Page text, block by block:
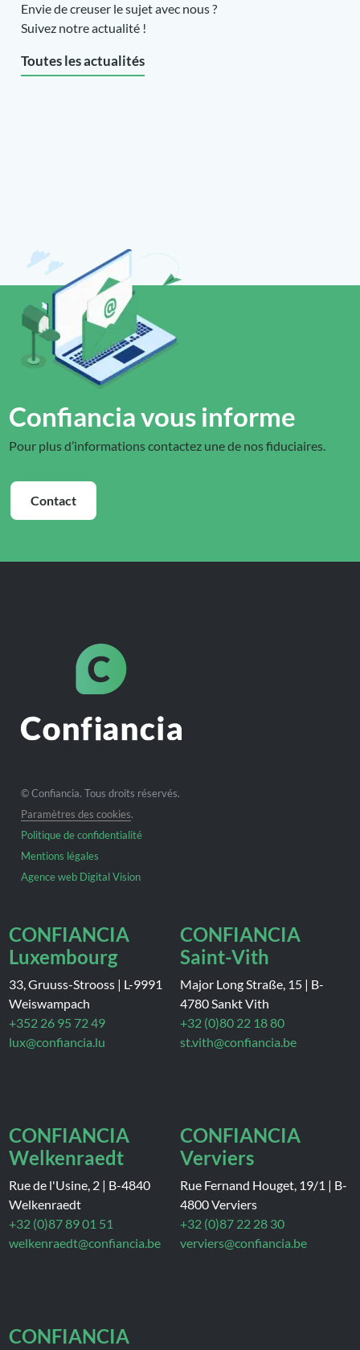
Envie de creuser le sujet avec nous ?
Suivez notre actualité !
Toutes les actualités
Confiancia vous informe
Pour plus d’informations contactez une de nos fiduciaires.
Contact
© Confiancia. Tous droits réservés.
Paramètres des cookies.
Politique de confidentialité
Mentions légales
Agence web Digital Vision
CONFIANCIA
Luxembourg
33, Gruuss-Strooss | L-9991
Weiswampach
+352 26 95 72 49
lux@confiancia.lu
CONFIANCIA
Saint-Vith
Major Long Straße, 15 | B-
4780 Sankt Vith
+32 (0)80 22 18 80
st.vith@confiancia.be
CONFIANCIA
Welkenraedt
Rue de l'Usine, 2 | B-4840
Welkenraedt
+32 (0)87 89 01 51
welkenraedt@confiancia.be
CONFIANCIA
Verviers
Rue Fernand Houget, 19/1 | B-
4800 Verviers
+32 (0)87 22 28 30
verviers@confiancia.be
CONFIANCIA